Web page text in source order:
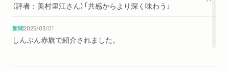
（評者：美村里江さん）「共感からより深く味わう」
新聞2025/03/01
しんぶん赤旗で紹介されました。